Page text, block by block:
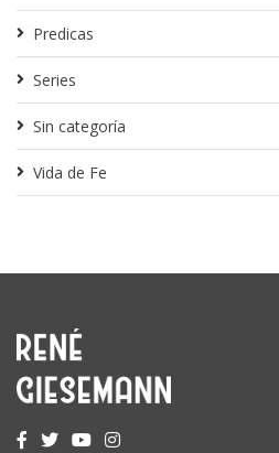
Predicas
Series
Sin categoría
Vida de Fe